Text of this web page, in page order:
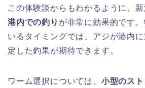
この体験談からもわかるように、
港内での釣り が非常に効果的です
いるタイミングでは、アジが港内
定した釣果が期待できます。
ワーム選択については、 小型のス